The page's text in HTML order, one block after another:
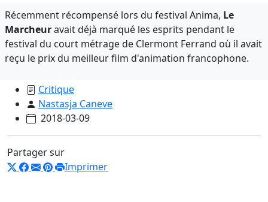
Récemment récompensé lors du festival Anima, Le
Marcheuravait déjà marqué les esprits pendant le
festival du court métrage de Clermont Ferrand où il avait
reçu le prix du meilleur film d'animation francophone.
Critique
Nastasja Caneve
2018-03-09
Partager sur
Imprimer